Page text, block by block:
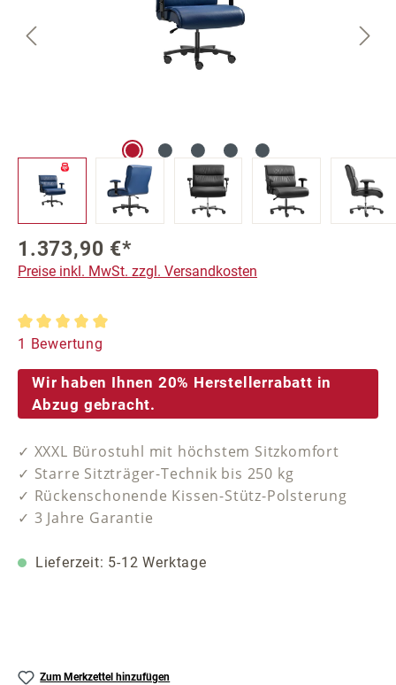
1.373,90 €*
Preise inkl. MwSt. zzgl. Versandkosten
Durchschnittliche Bewertung von 5 von 5 Sternen
1 Bewertung
Wir haben Ihnen 20% Herstellerrabatt in
Abzug gebracht.
✓ XXXL Bürostuhl mit höchstem Sitzkomfort
✓ Starre Sitzträger-Technik bis 250 kg
✓ Rückenschonende Kissen-Stütz-Polsterung
✓ 3 Jahre Garantie
Lieferzeit: 5-12 Werktage
Zum Merkzettel hinzufügen